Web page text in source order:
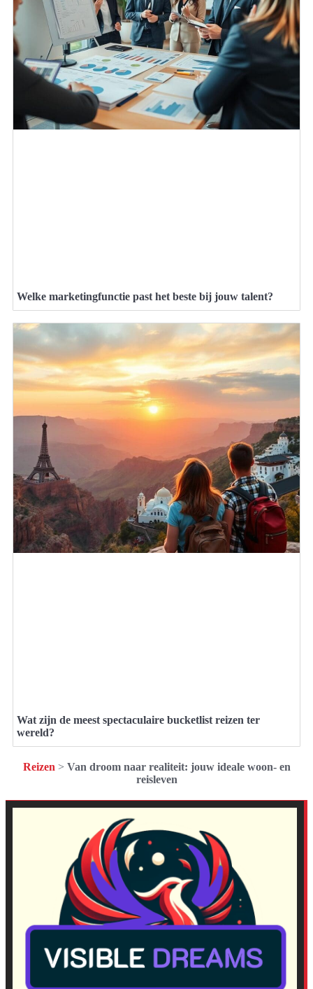
Welke marketingfunctie past het beste bij jouw talent?
Wat zijn de meest spectaculaire bucketlist reizen ter
wereld?
Reizen > Van droom naar realiteit: jouw ideale woon- en
reisleven